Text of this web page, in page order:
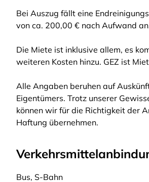
Bei Auszug fällt eine
von ca. 200,00 € nach Aufwand
Die Miete ist inklusive allem, es
weiteren Kosten hinzu. GEZ ist
Alle Angaben beruhen auf
Eigentümers. Trotz unserer
können wir für die Richtigkeit der
Haftung übernehmen.
Bus, S-Bahn